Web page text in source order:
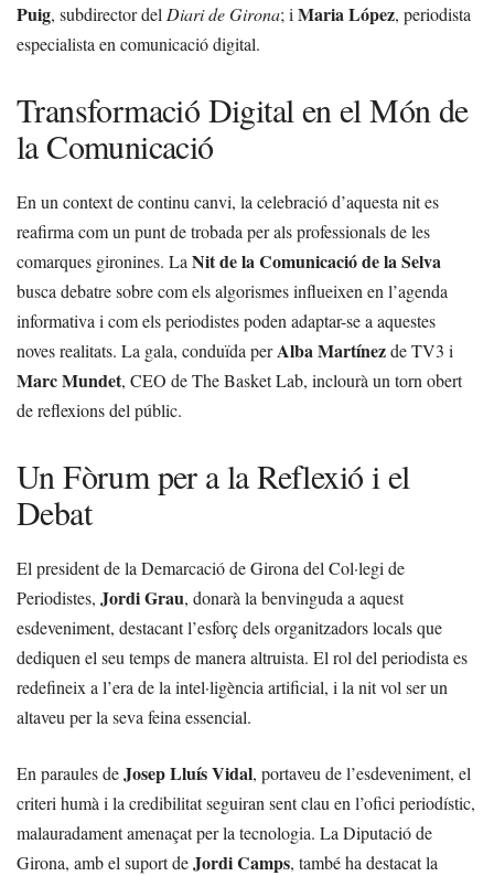
Puig, subdirector del Diari de Girona; i Maria López, periodista
especialista en comunicació digital.
Transformació Digital en el Món de
la Comunicació
En un context de continu canvi, la celebració d’aquesta nit es
reafirma com un punt de trobada per als professionals de les
comarques gironines. La Nit de la Comunicació de la Selva
busca debatre sobre com els algorismes influeixen en l’agenda
informativa i com els periodistes poden adaptar-se a aquestes
noves realitats. La gala, conduïda perAlba Martínezde TV3 i
Marc Mundet, CEO de The Basket Lab, inclourà un torn obert
de reflexions del públic.
Un Fòrum per a la Reflexió i el
Debat
El president de la Demarcació de Girona del Col·legi de
Periodistes, Jordi Grau, donarà la benvinguda a aquest
esdeveniment, destacant l’esforç dels organitzadors locals que
dediquen el seu temps de manera altruista. El rol del periodista es
redefineix a l’era de la intel·ligència artificial, i la nit vol ser un
altaveu per la seva feina essencial.
En paraules deJosep Lluís Vidal, portaveu de l’esdeveniment, el
criteri humà i la credibilitat seguiran sent clau en l’ofici periodístic,
malauradament amenaçat per la tecnologia. La Diputació de
Girona, amb el suport deJordi Camps, també ha destacat la